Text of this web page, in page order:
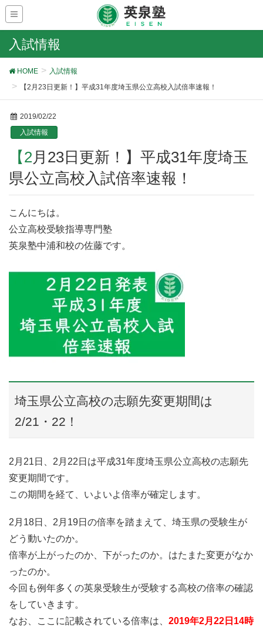
入試情報
HOME
入試情報
【2月23日更新！】平成31年度埼玉県公立高校入試倍率速報！
2019/02/22
入試情報
【2月23日更新！】平成31年度埼玉
県公立高校入試倍率速報！
こんにちは。
公立高校受験指導専門塾
英泉塾中浦和校の佐藤です。
埼玉県公立高校の志願先変更期間は
2/21・22！
2月21日、2月22日は平成31年度埼玉県公立高校の志願先
変更期間です。
この期間を経て、いよいよ倍率が確定します。
2月18日、2月19日の倍率を踏まえて、埼玉県の受験生が
どう動いたのか。
倍率が上がったのか、下がったのか。はたまた変更がなか
ったのか。
今回も例年多くの英泉受験生が受験する高校の倍率の確認
をしていきます。
なお、ここに記載されている倍率は、 2019年2月22日14時